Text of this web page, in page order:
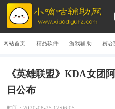
网站首页 精品软件 游戏辅助 易语
《英雄联盟》KDA女团
日公布